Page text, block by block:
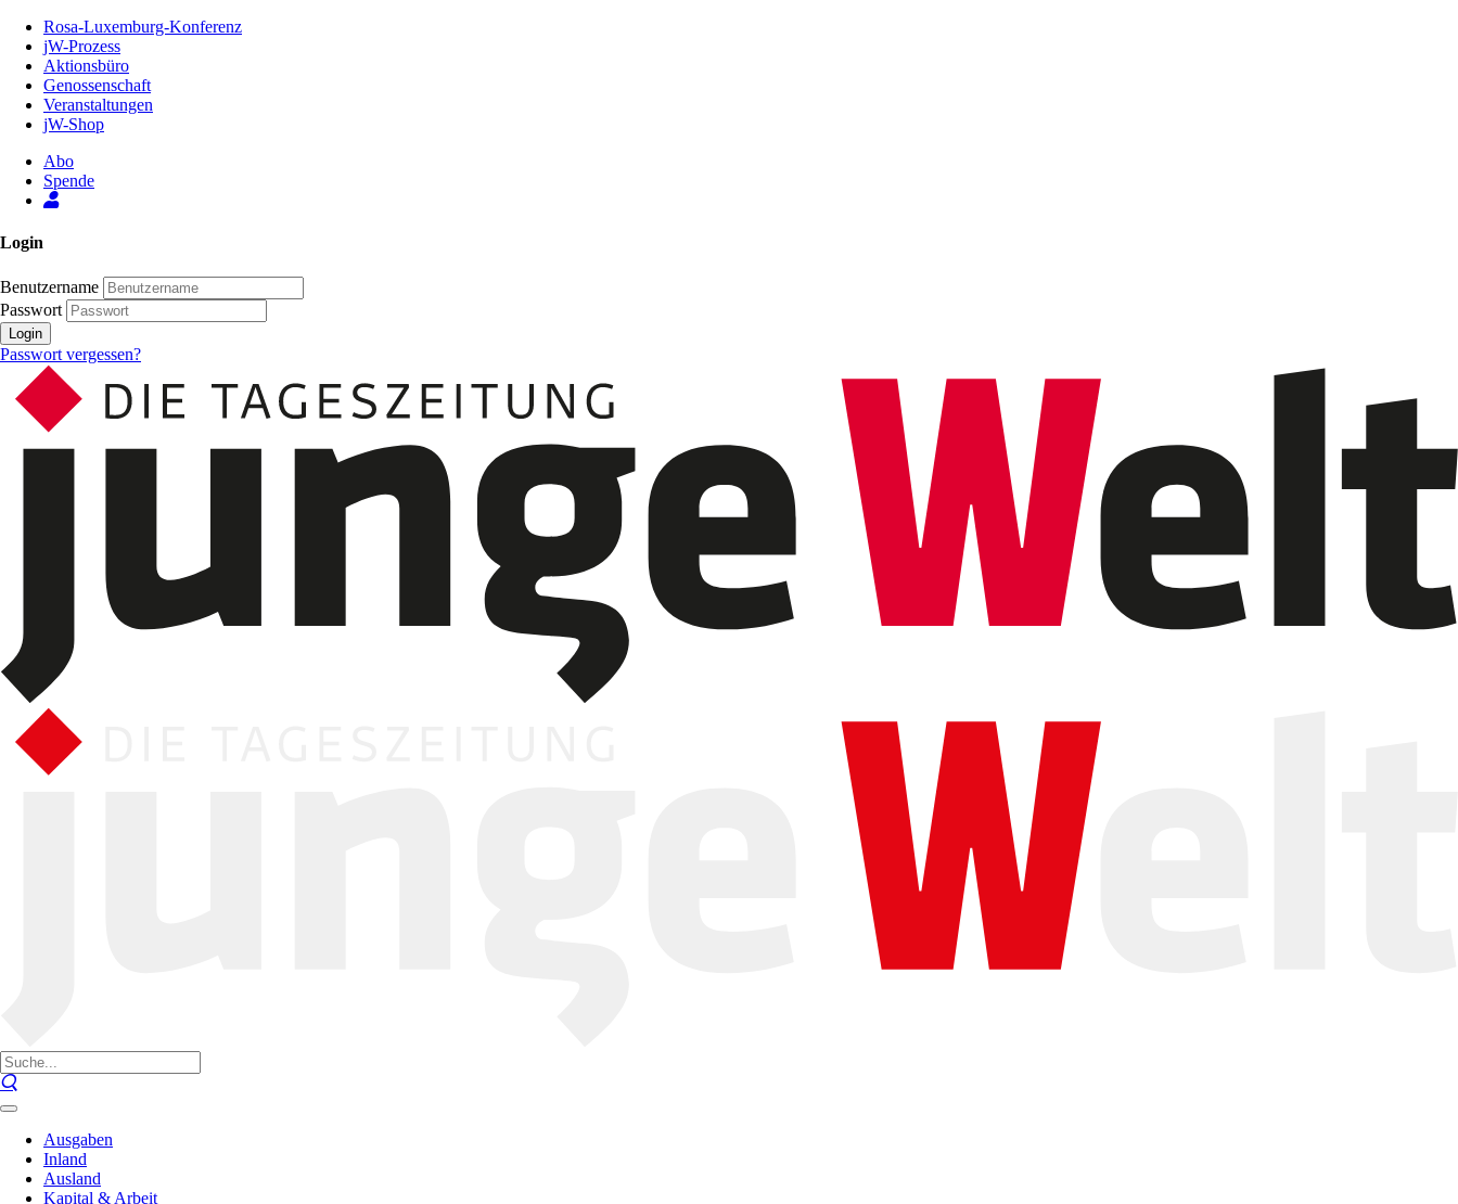
Inhalt
Seite
Rosa-Luxemburg-Konferenz
jW-Prozess
Aktionsbüro
Genossenschaft
Veranstaltungen
jW-Shop
Abo
Spende
Login
Benutzername
Passwort
Login
Passwort vergessen?
Ausgaben
Inland
Ausland
Kapital & Arbeit